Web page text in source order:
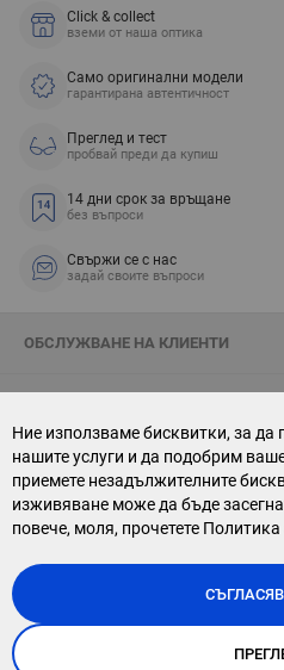
Ние използваме бисквитки, за
нашите услуги и да подобрим
приемете незадължителните
изживяване може да бъде
повече, моля, прочетете Политика
Click & collect
вземи от наша оптика
Само оригинални модели
гарантирана автентичност
Преглед и тест
пробвай преди да купиш
14 дни срок за връщане
без въпроси
Свържи се с нас
задай своите въпроси
ОБСЛУЖВАНЕ НА КЛИЕНТИ
СВЪРЖИ СЕ С НАС
АБОНАМЕНТ ЗА БЮЛЕТИН
Copyright © 2026, Sky